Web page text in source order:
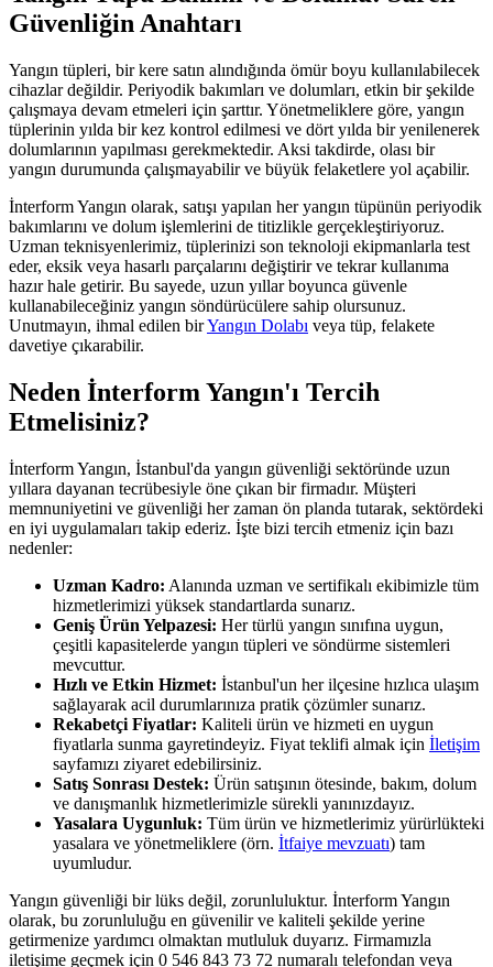
Güvenliğin Anahtarı
Yangın tüpleri, bir kere satın alındığında ömür boyu kullanılabilecek
cihazlar değildir. Periyodik bakımları ve dolumları, etkin bir şekilde
çalışmaya devam etmeleri için şarttır. Yönetmeliklere göre, yangın
tüplerinin yılda bir kez kontrol edilmesi ve dört yılda bir yenilenerek
dolumlarının yapılması gerekmektedir. Aksi takdirde, olası bir
yangın durumunda çalışmayabilir ve büyük felaketlere yol açabilir.
İnterform Yangın olarak, satışı yapılan her yangın tüpünün periyodik
bakımlarını ve dolum işlemlerini de titizlikle gerçekleştiriyoruz.
Uzman teknisyenlerimiz, tüplerinizi son teknoloji ekipmanlarla test
eder, eksik veya hasarlı parçalarını değiştirir ve tekrar kullanıma
hazır hale getirir. Bu sayede, uzun yıllar boyunca güvenle
kullanabileceğiniz yangın söndürücülere sahip olursunuz.
Unutmayın, ihmal edilen birYangın Dolabı veya tüp, felakete
davetiye çıkarabilir.
Neden İnterform Yangın'ı Tercih
Etmelisiniz?
İnterform Yangın, İstanbul'da yangın güvenliği sektöründe uzun
yıllara dayanan tecrübesiyle öne çıkan bir firmadır. Müşteri
memnuniyetini ve güvenliği her zaman ön planda tutarak, sektördeki
en iyi uygulamaları takip ederiz. İşte bizi tercih etmeniz için bazı
nedenler:
Uzman Kadro: Alanında uzman ve sertifikalı ekibimizle tüm
hizmetlerimizi yüksek standartlarda sunarız.
Geniş Ürün Yelpazesi: Her türlü yangın sınıfına uygun,
çeşitli kapasitelerde yangın tüpleri ve söndürme sistemleri
mevcuttur.
Hızlı ve Etkin Hizmet: İstanbul'un her ilçesine hızlıca ulaşım
sağlayarak acil durumlarınıza pratik çözümler sunarız.
Rekabetçi Fiyatlar: Kaliteli ürün ve hizmeti en uygun
fiyatlarla sunma gayretindeyiz. Fiyat teklifi almak için İletişim
sayfamızı ziyaret edebilirsiniz.
Satış Sonrası Destek: Ürün satışının ötesinde, bakım, dolum
ve danışmanlık hizmetlerimizle sürekli yanınızdayız.
Yasalara Uygunluk: Tüm ürün ve hizmetlerimiz yürürlükteki
yasalara ve yönetmeliklere (örn. İtfaiye mevzuatı) tam
uyumludur.
Yangın güvenliği bir lüks değil, zorunluluktur. İnterform Yangın
olarak, bu zorunluluğu en güvenilir ve kaliteli şekilde yerine
getirmenize yardımcı olmaktan mutluluk duyarız. Firmamızla
iletişime geçmek için 0 546 843 73 72 numaralı telefondan veya